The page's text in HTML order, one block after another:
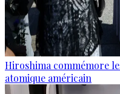
Hiroshima commémore
atomique américain